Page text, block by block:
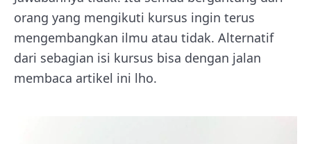
orang yang mengikuti kursus ingin terus
mengembangkan ilmu atau tidak. Alternatif
dari sebagian isi kursus bisa dengan jalan
membaca artikel ini lho.